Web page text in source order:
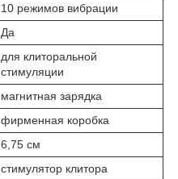
10 режимов вибрации
Да
для клиторальной
стимуляции
магнитная зарядка
фирменная коробка
6,75 см
стимулятор клитора